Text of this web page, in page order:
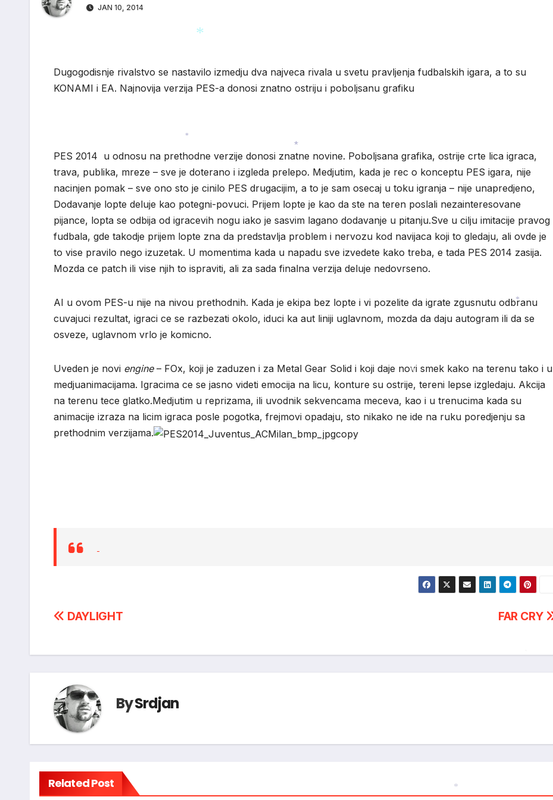
JAN 10, 2014
Dugogodisnje rivalstvo se nastavilo izmedju dva najveca rivala u svetu pravljenja fudbalskih igara, a to su
KONAMI i EA. Najnovija verzija PES-a donosi znatno ostriju i poboljsanu grafiku
PES 2014 u odnosu na prethodne verzije donosi znatne novine. Poboljsana grafika, ostrije crte lica igraca,
trava, publika, mreze – sve je doterano i izgleda prelepo. Medjutim, kada je rec o konceptu PES igara, nije
nacinjen pomak – sve ono sto je cinilo PES drugacijim, a to je sam osecaj u toku igranja – nije unapredjeno,
Dodavanje lopte deluje kao potegni-povuci. Prijem lopte je kao da ste na teren poslali nezainteresovane
pijance, lopta se odbija od igracevih nogu iako je sasvim lagano dodavanje u pitanju.Sve u cilju imitacije pravog
fudbala, gde takodje prijem lopte zna da predstavlja problem i nervozu kod navijaca koji to gledaju, ali ovde je
to vise pravilo nego izuzetak. U momentima kada u napadu sve izvedete kako treba, e tada PES 2014 zasija.
Mozda ce patch ili vise njih to ispraviti, ali za sada finalna verzija deluje nedovrseno.
AI u ovom PES-u nije na nivou prethodnih. Kada je ekipa bez lopte i vi pozelite da igrate zgusnutu odbranu
cuvajuci rezultat, igraci ce se razbezati okolo, iduci ka aut liniji uglavnom, mozda da daju autogram ili da se
osveze, uglavnom vrlo je komicno.
Uveden je novi engine– FOx, koji je zaduzen i za Metal Gear Solid i koji daje novi smek kako na terenu tako i u
medjuanimacijama. Igracima ce se jasno videti emocija na licu, konture su ostrije, tereni lepse izgledaju. Akcija
na terenu tece glatko.Medjutim u reprizama, ili uvodnik sekvencama meceva, kao i u trenucima kada su
animacije izraza na licim igraca posle pogotka, frejmovi opadaju, sto nikako ne ide na ruku poredjenju sa
prethodnim verzijama.
Post
FAR CRY
DAYLIGHT
BySrdjan
Related Post
*
*
*
*
*